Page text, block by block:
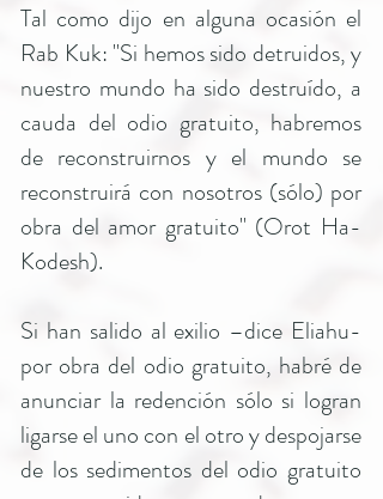
Tal como dijo en alguna ocasión el
Rab Kuk: "Si hemos sido detruidos, y
nuestro mundo ha sido destruído, a
cauda del odio gratuito, habremos
de reconstruirnos y el mundo se
reconstruirá con nosotros (sólo) por
obra del amor gratuito" (Orot Ha-
Kodesh).
Si han salido al exilio –dice Eliahu-
por obra del odio gratuito, habré de
anunciar la redención sólo si logran
ligarse el uno con el otro y despojarse
de los sedimentos del odio gratuito